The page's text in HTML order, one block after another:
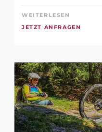
WEITERLESEN
JETZT ANFRAGEN